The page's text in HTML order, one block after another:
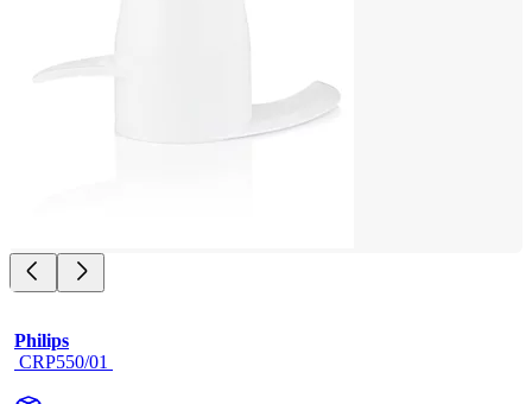
Philips
CRP550/01